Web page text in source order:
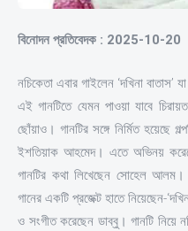
বিনোদন প্রতিবেদক : 2025-10-20
নচিকেতা এবার গাইলেন ‘দখিনা বাতাস’
এই গানটিতে যেমন পাওয়া যাবে
ছোঁয়াও। গানটির সঙ্গে নির্মিত হয়েছে
ইশতিয়াক আহমেদ। এতে অভিনয়
গানটির কথা লিখেছেন সোহেল আলম।
গানের একটি প্রজেক্ট হাতে নিয়েছেন-
ও সংগীত করেছেন ডাব্বু। গানটি নিয়ে